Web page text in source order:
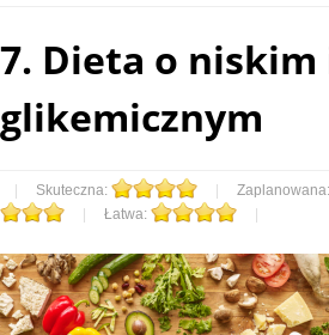
7. Dieta o
glikemicznym
Skuteczna: Zaplanowana:
Łatwa: